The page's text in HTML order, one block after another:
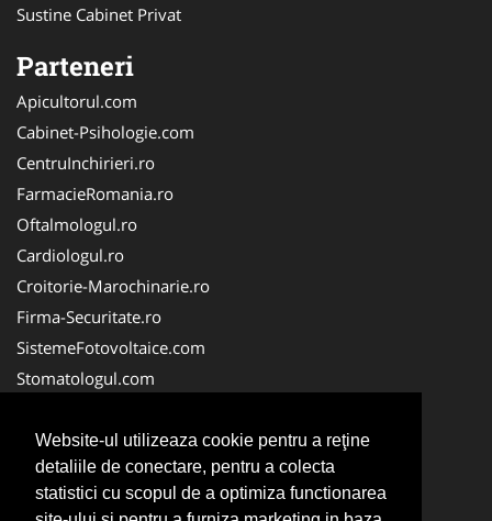
Website-ul utilizeaza cookie pentru a reţine
detaliile de conectare, pentru a colecta
statistici cu scopul de a optimiza functionarea
Sustine Cabinet Privat
Parteneri
Apicultorul.com
Cabinet-Psihologie.com
CentruInchirieri.ro
FarmacieRomania.ro
Oftalmologul.ro
Cardiologul.ro
Croitorie-Marochinarie.ro
Firma-Securitate.ro
SistemeFotovoltaice.com
Stomatologul.com
Birouri-Cadastru.ro
Cabinet-Individual.ro
CramaVinuri.ro